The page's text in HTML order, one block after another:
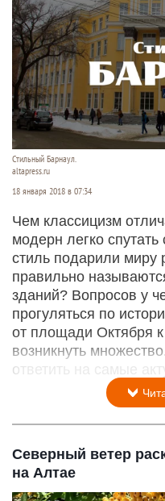
Стильный Барнаул.
altapress.ru
18 января 2018 в 07:34
Чем классицизм
модерн легко
стиль подарили миру
правильно
зданий? Вопросов у
прогуляться по
от площади Октября
возникнуть
ответить на самые
Северный ветер
на Алтае